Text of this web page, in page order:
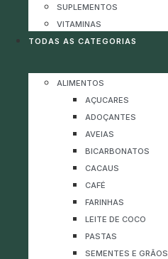
SUPLEMENTOS
VITAMINAS
TODAS AS CATEGORIAS
ALIMENTOS
AÇUCARES
ADOÇANTES
AVEIAS
BICARBONATOS
CACAUS
CAFÉ
FARINHAS
LEITE DE COCO
PASTAS
SEMENTES E GRÃOS